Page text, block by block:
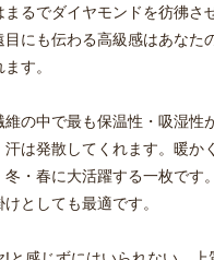
るでダイヤモンドを彷彿さ
目にも伝わる高級感はあなた
す。
維の中で最も保温性・吸湿性
は発散してくれます。暖か
冬・春に大活躍する一枚です
としても最適です。